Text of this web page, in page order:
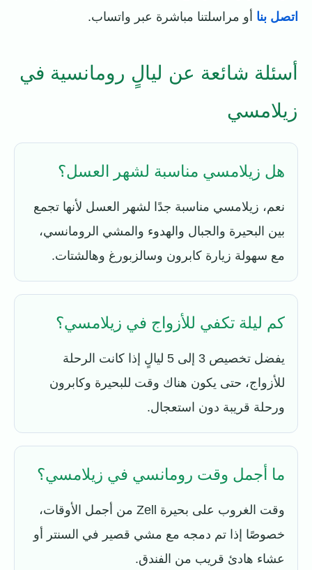
اتصل بنا أو مراسلتنا مباشرة عبر واتساب.
أسئلة شائعة عن ليالٍ رومانسية في
زيلامسي
هل زيلامسي مناسبة لشهر العسل؟
نعم، زيلامسي مناسبة جدًا لشهر العسل لأنها تجمع
بين البحيرة والجبال والهدوء والمشي الرومانسي،
مع سهولة زيارة كابرون وسالزبورغ وهالشتات.
كم ليلة تكفي للأزواج في زيلامسي؟
يفضل تخصيص 3 إلى 5 ليالٍ إذا كانت الرحلة
للأزواج، حتى يكون هناك وقت للبحيرة وكابرون
ورحلة قريبة دون استعجال.
ما أجمل وقت رومانسي في زيلامسي؟
وقت الغروب على بحيرة Zell من أجمل الأوقات،
خصوصًا إذا تم دمجه مع مشي قصير في السنتر أو
عشاء هادئ قريب من الفندق.